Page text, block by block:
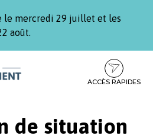
le mercredi 29 juillet et les
août.
ACCÈS RAPIDES
de situation